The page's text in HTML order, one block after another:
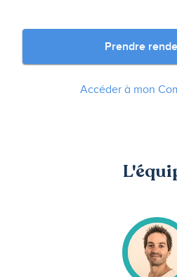
Prendre
Accéder à mon